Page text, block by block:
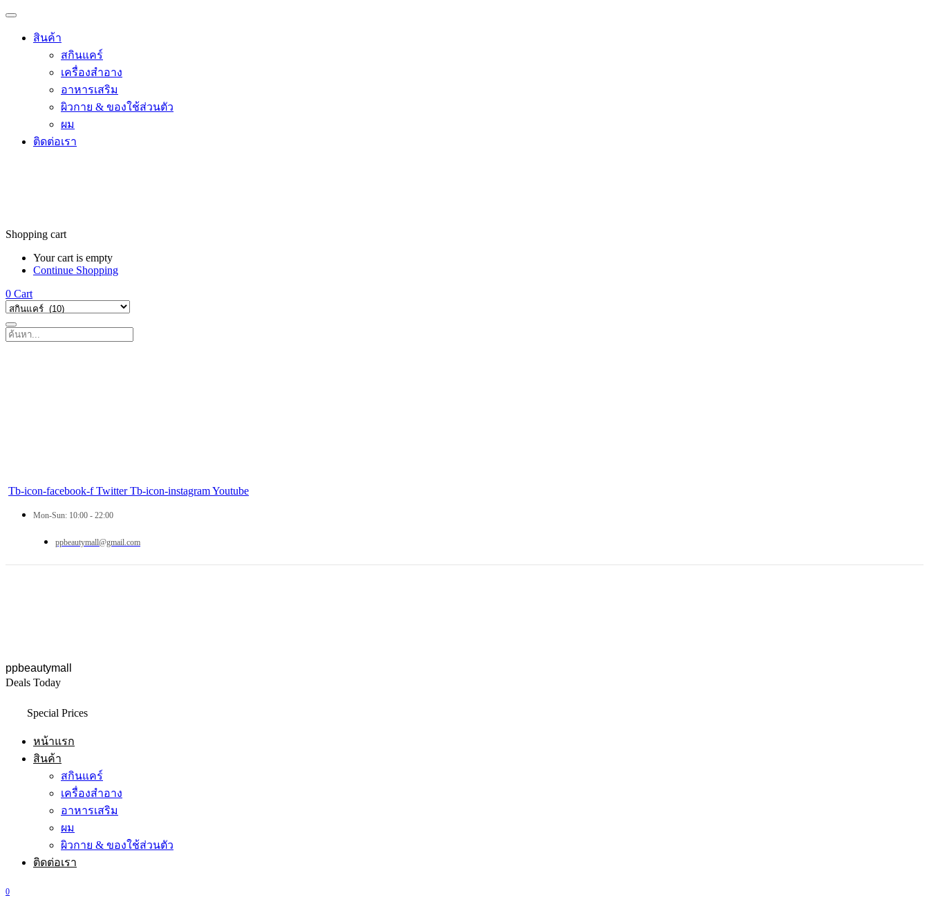
สินค้า
สกินแคร์
เครื่องสำอาง
อาหารเสริม
ผิวกาย & ของใช้ส่วนตัว
ผม
ติดต่อเรา
Shopping cart
Your cart is empty
Continue Shopping
0 Cart
Tb-icon-facebook-f Twitter Tb-icon-instagramYoutube
Mon-Sun: 10:00 - 22:00
ppbeautymall@gmail.com
ppbeautymall
Deals Today
Special Prices
หน้าแรก
สินค้า
สกินแคร์
เครื่องสำอาง
อาหารเสริม
ผม
ผิวกาย & ของใช้ส่วนตัว
ติดต่อเรา
0